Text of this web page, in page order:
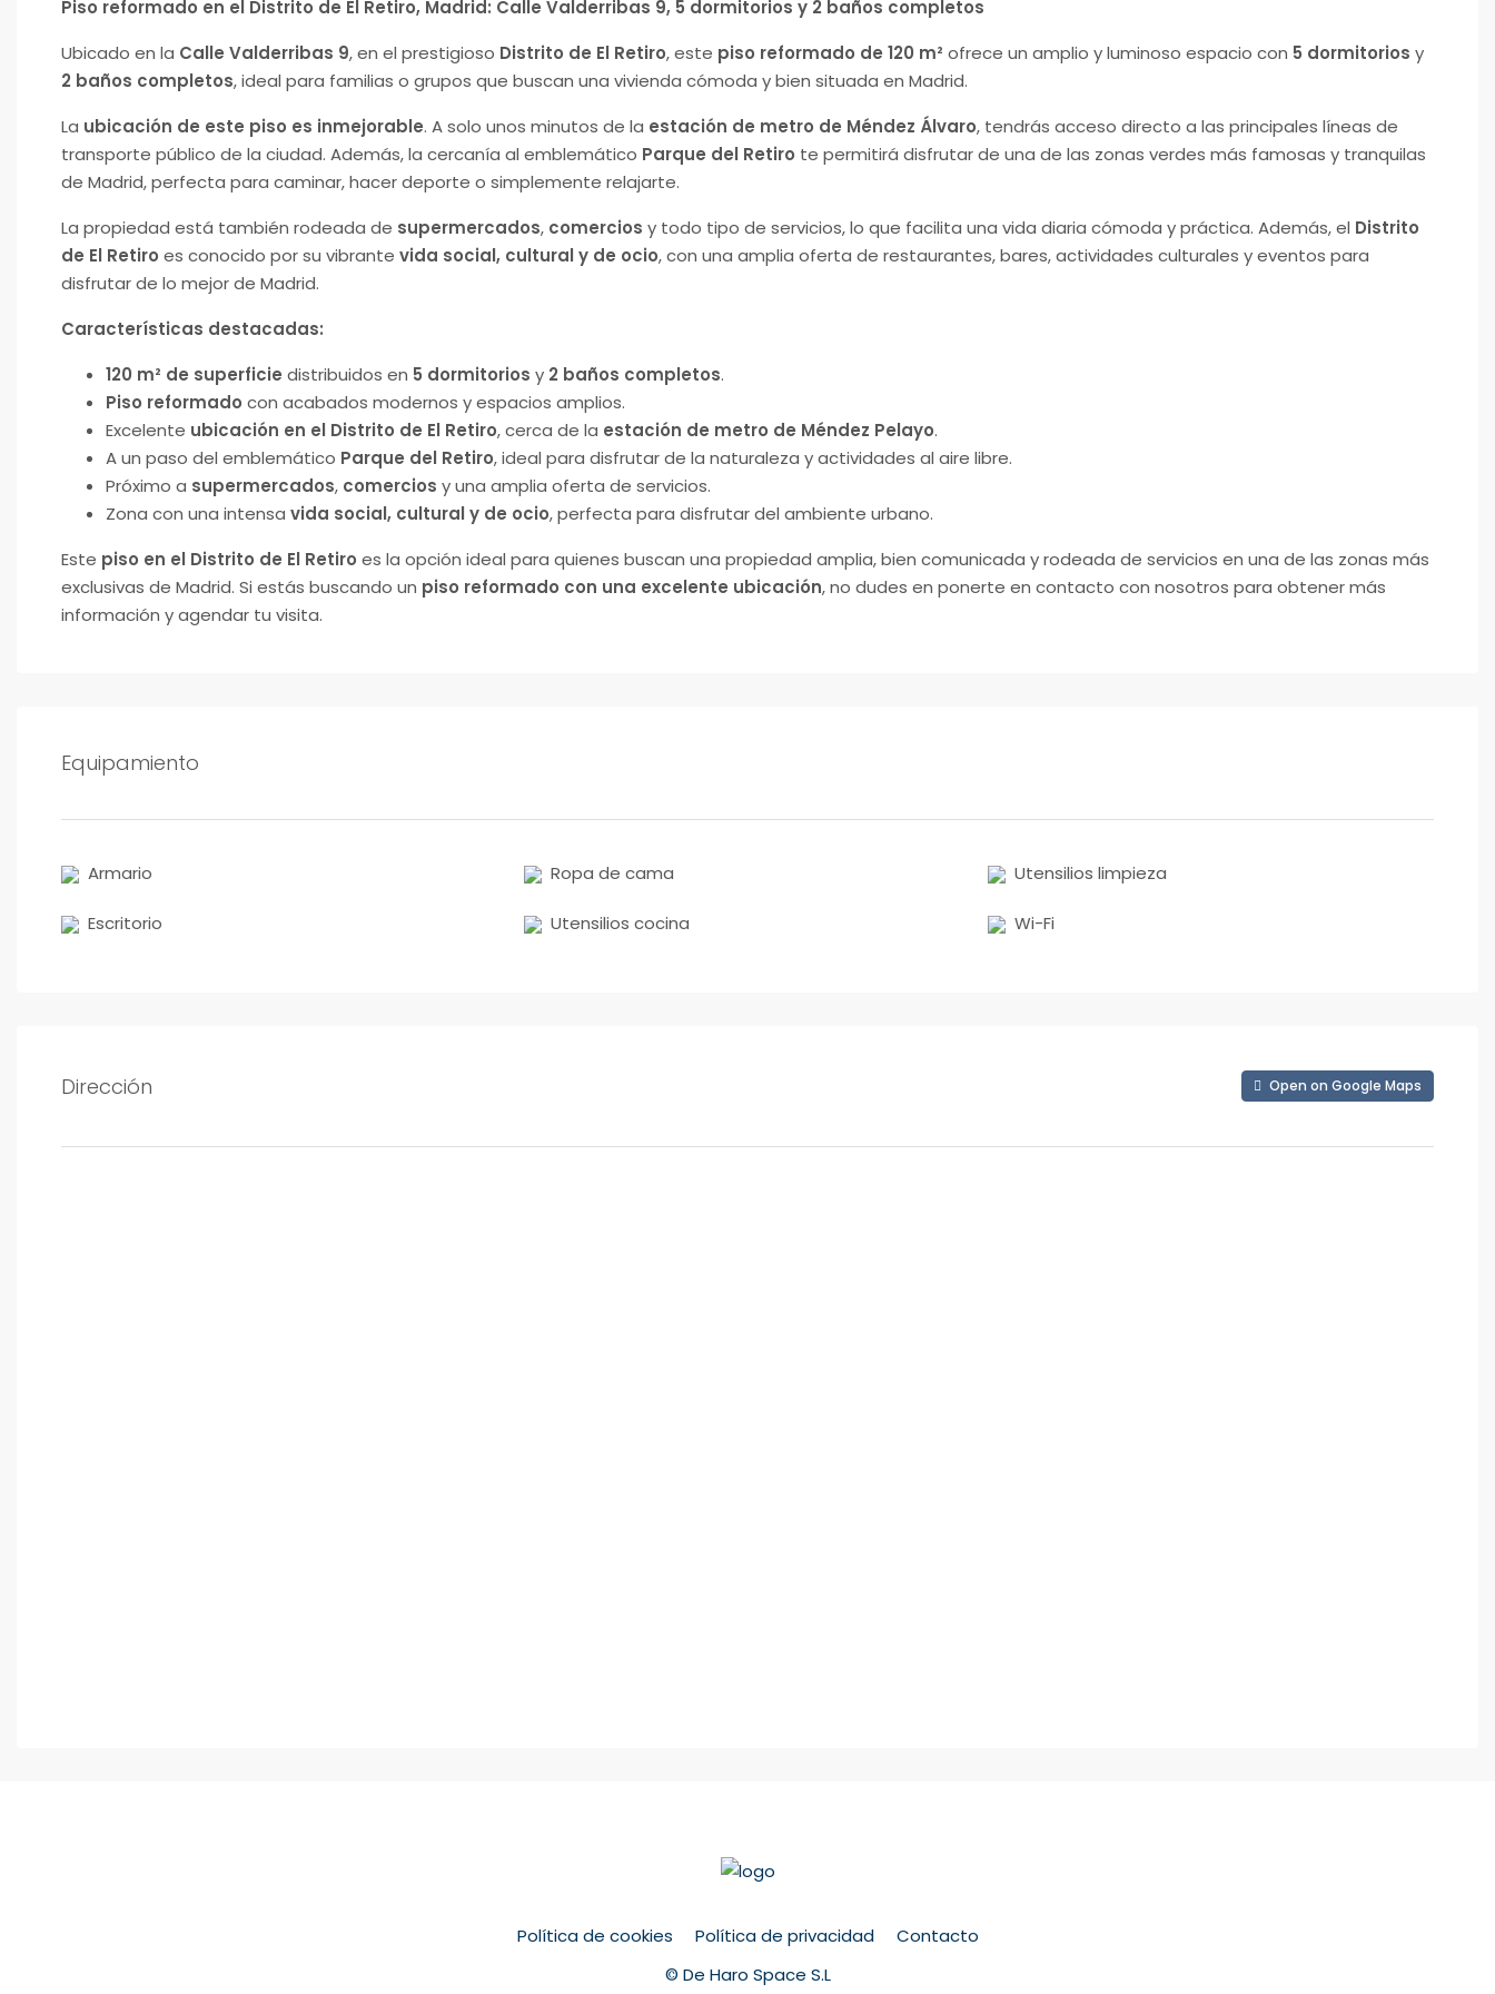
Piso reformado en el Distrito de El Retiro, Madrid: Calle Valderribas 9, 5 dormitorios y 2 baños completos
Ubicado en la Calle Valderribas 9, en el prestigioso Distrito de El Retiro, este piso reformado de 120 m² ofrece un amplio y luminoso espacio con 5 dormitorios y
2 baños completos, ideal para familias o grupos que buscan una vivienda cómoda y bien situada en Madrid.
La ubicación de este piso es inmejorable. A solo unos minutos de la estación de metro de Méndez Álvaro, tendrás acceso directo a las principales líneas de
transporte público de la ciudad. Además, la cercanía al emblemático Parque del Retiro te permitirá disfrutar de una de las zonas verdes más famosas y tranquilas
de Madrid, perfecta para caminar, hacer deporte o simplemente relajarte.
La propiedad está también rodeada de supermercados, comercios y todo tipo de servicios, lo que facilita una vida diaria cómoda y práctica. Además, el Distrito
de El Retiro es conocido por su vibrante vida social, cultural y de ocio, con una amplia oferta de restaurantes, bares, actividades culturales y eventos para
disfrutar de lo mejor de Madrid.
Características destacadas:
120 m² de superficie distribuidos en 5 dormitorios y 2 baños completos.
Piso reformado con acabados modernos y espacios amplios.
Excelente ubicación en el Distrito de El Retiro, cerca de la estación de metro de Méndez Pelayo.
A un paso del emblemático Parque del Retiro, ideal para disfrutar de la naturaleza y actividades al aire libre.
Próximo a supermercados, comercios y una amplia oferta de servicios.
Zona con una intensa vida social, cultural y de ocio, perfecta para disfrutar del ambiente urbano.
Este piso en el Distrito de El Retiro es la opción ideal para quienes buscan una propiedad amplia, bien comunicada y rodeada de servicios en una de las zonas más
exclusivas de Madrid. Si estás buscando un piso reformado con una excelente ubicación, no dudes en ponerte en contacto con nosotros para obtener más
información y agendar tu visita.
Equipamiento
Armario
Escritorio
Ropa de cama
Utensilios cocina
Utensilios limpieza
Wi-Fi
Dirección Open on Google Maps
Política de cookies Política de privacidad
Contacto
© De Haro Space S.L